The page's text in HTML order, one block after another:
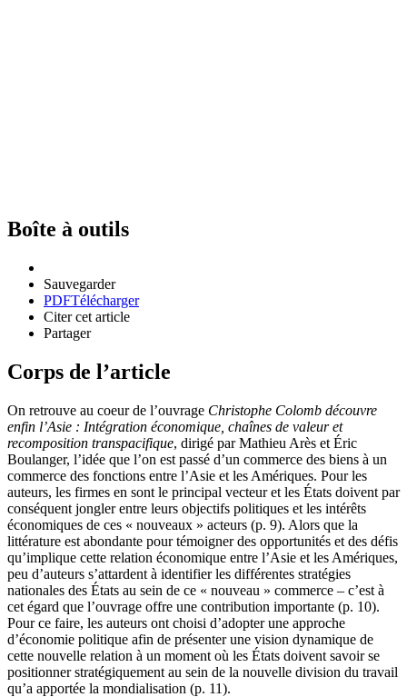
Boîte à outils
Sauvegarder
PDFTélécharger
Citer cet article
Partager
Corps de l’article
On retrouve au coeur de l’ouvrage Christophe Colomb découvre
enfin l’Asie : Intégration économique, chaînes de valeur et
recomposition transpacifique, dirigé par Mathieu Arès et Éric
Boulanger, l’idée que l’on est passé d’un commerce des biens à un
commerce des fonctions entre l’Asie et les Amériques. Pour les
auteurs, les firmes en sont le principal vecteur et les États doivent par
conséquent jongler entre leurs objectifs politiques et les intérêts
économiques de ces « nouveaux » acteurs (p. 9). Alors que la
littérature est abondante pour témoigner des opportunités et des défis
qu’implique cette relation économique entre l’Asie et les Amériques,
peu d’auteurs s’attardent à identifier les différentes stratégies
nationales des États au sein de ce « nouveau » commerce – c’est à
cet égard que l’ouvrage offre une contribution importante (p. 10).
Pour ce faire, les auteurs ont choisi d’adopter une approche
d’économie politique afin de présenter une vision dynamique de
cette nouvelle relation à un moment où les États doivent savoir se
positionner stratégiquement au sein de la nouvelle division du travail
qu’a apportée la mondialisation (p. 11).